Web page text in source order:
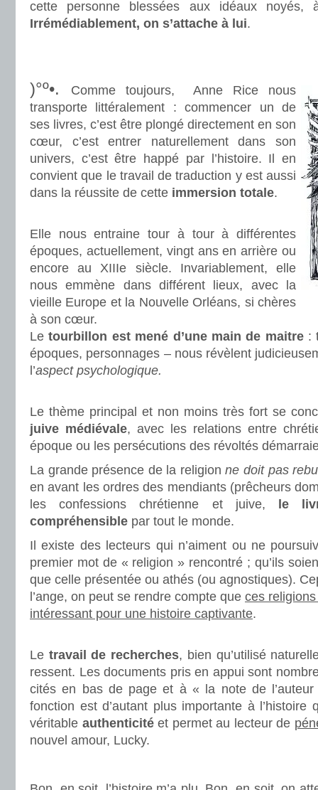
cette personne blessées aux idéaux noyés,
Irrémédiablement, on s’attache à lui.
)°º•.
Comme toujours, Anne Rice nous
transporte littéralement : commencer un de
ses livres, c’est être plongé directement en son
cœur, c’est entrer naturellement dans son
univers, c’est être happé par l’histoire. Il en
convient que le travail de traduction y est aussi
dans la réussite de cette immersion totale.
Elle nous entraine tour à tour à différentes
époques, actuellement, vingt ans en arrière ou
encore au XIIIe siècle. Invariablement, elle
nous emmène dans différent lieux, avec la
vieille Europe et la Nouvelle Orléans, si chères
à son cœur.
Letourbillon est mené d’une main de maitre :
époques, personnages – nous révèlent
l’aspect psychologique.
Le thème principal et non moins très fort se
juive médiévale, avec les relations entre
époque ou les persécutions des révoltés
La grande présence de la religionne doit pas
en avant les ordres des mendiants (prêcheurs
les confessions chrétienne et juive,
le
compréhensible par tout le monde.
Il existe des lecteurs qui n’aiment ou ne
premier mot de « religion » rencontré ; qu’ils
que celle présentée ou athés (ou agnostiques).
l’ange, on peut se rendre compte que ces
intéressant pour une histoire captivante.
Le travail de recherches, bien qu’utilisé
ressent. Les documents pris en appui sont
cités en bas de page et à « la note de
fonction est d’autant plus importante à l’histoire
véritable authenticitéet permet au lecteur de
nouvel amour, Lucky.